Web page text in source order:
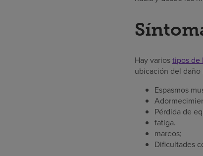
Hay variostipos de
ubicación del
Espasmos
Pérdida de
fatiga.
mareos;
Dificultades